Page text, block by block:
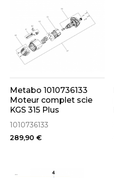
Metabo 1010736133
Moteur complet scie
KGS 315 Plus
1010736133
289,90 €
..